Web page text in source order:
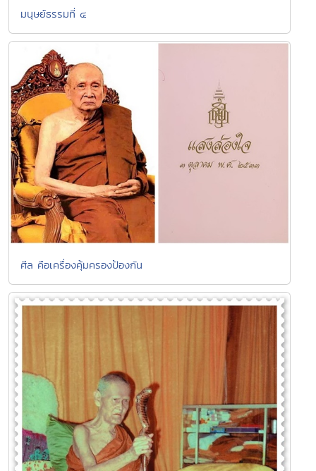
มนุษย์ธรรมที่ ๔
ศีล คือเครื่องคุ้มครองป้องกัน